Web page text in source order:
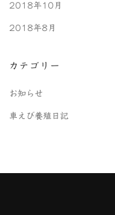
2018年10月
2018年8月
カテゴリー
お知らせ
車えび養殖日記